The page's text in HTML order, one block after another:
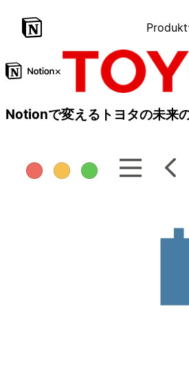
Produkt
×
Notionで変えるトヨタの未来